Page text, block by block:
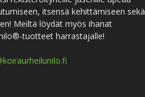
itsensä kehittämiseen sekä
Meiltä löydät myös ihanat
tuotteet harrastajalle!